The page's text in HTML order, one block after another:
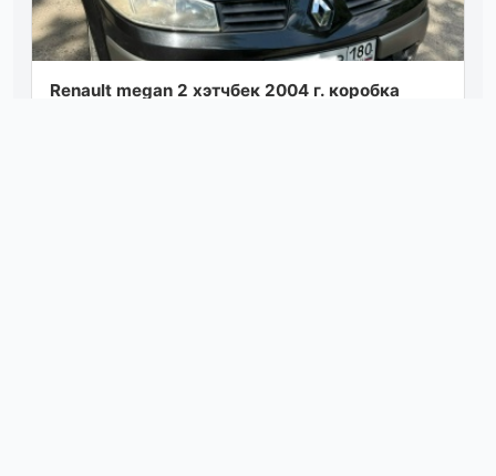
Renault megan 2 хэтчбек 2004 г. коробка